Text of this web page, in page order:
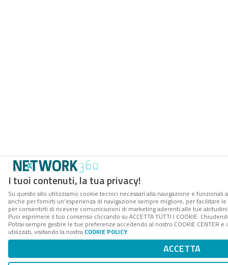
I tuoi contenuti, la tua privacy!
Su questo sito utilizziamo cookie tecnici necessari alla navigazione e funzionali
anche per fornirti un’esperienza di navigazione sempre migliore, per facilitare
per consentirti di ricevere comunicazioni di marketing aderenti alle tue
Puoi esprimere il tuo consenso cliccando su ACCETTA TUTTI I COOKIE.
Potrai sempre gestire le tue preferenze accedendo al nostro COOKIE CENTER
utilizzati, visitando la nostra COOKIE POLICY.
ACCETTA